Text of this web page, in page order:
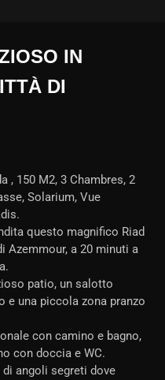
IN
DI
, 150 M2, 3 Chambres, 2
Solarium, Vue
questo magnifico Riad
Azemmour, a 20 minuti a
patio, un salotto
e una piccola zona pranzo
con camino e bagno,
con doccia e WC.
di angoli segreti dove